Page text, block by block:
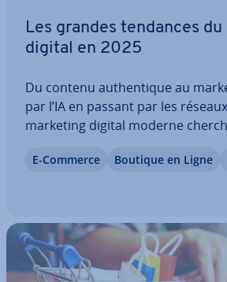
Les grandes tendances
digital en 2025
Du contenu au­then­tique au
par l’IA en passant par les
marketing digital moderne
pourquoi les en­tre­prises
E-Commerce Boutique en Ligne